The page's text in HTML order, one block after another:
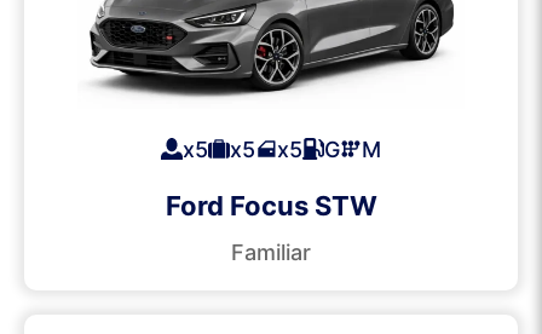
x5 x5 x5 G M
Ford Focus STW
Familiar